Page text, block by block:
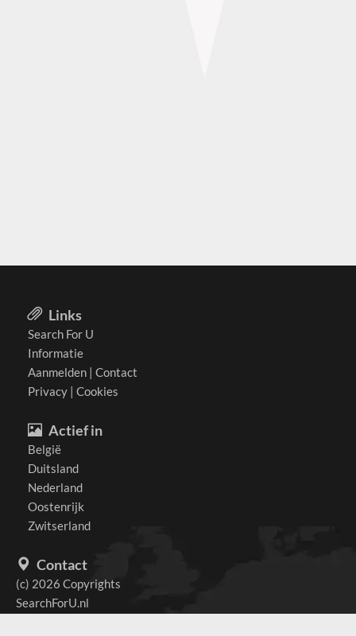
Links
Search For U
Informatie
Aanmelden | Contact
Privacy | Cookies
Actief in
België
Duitsland
Nederland
Oostenrijk
Zwitserland
Contact
(c) 2026 Copyrights
SearchForU.nl